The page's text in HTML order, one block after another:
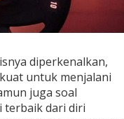
diperkenalkan,
untuk menjalani
juga soal
terbaik dari diri